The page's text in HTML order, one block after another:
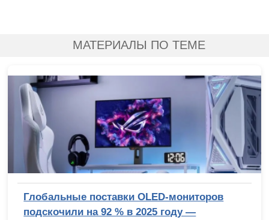
МАТЕРИАЛЫ ПО ТЕМЕ
Глобальные поставки OLED-мониторов
подскочили на 92 % в 2025 году —